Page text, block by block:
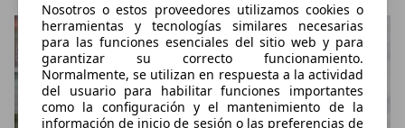
Nosotros o estos proveedores utilizamos cookies o
herramientas y tecnologías similares necesarias
para las funciones esenciales del sitio web y para
garantizar su correcto funcionamiento.
Normalmente, se utilizan en respuesta a la actividad
del usuario para habilitar funciones importantes
como la configuración y el mantenimiento de la
información de inicio de sesión o las preferencias de